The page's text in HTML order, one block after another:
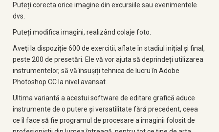
Puteți corecta orice imagine din excursiile sau evenimentele
dvs.
Puteți modifica imagini, realizând colaje foto.
Aveți la dispoziție 600 de exercitii, aflate în stadiul inițial și final,
peste 200 de presetări. Ele vă vor ajuta să deprindeți utilizarea
instrumentelor, să vă însușiți tehnica de lucru în Adobe
Photoshop CC la nivel avansat.
Ultima variantă a acestui software de editare grafică aduce
instrumente de o putere și versatilitate fără precedent, ceea
ce îl face să fie programul de procesare a imaginii folosit de